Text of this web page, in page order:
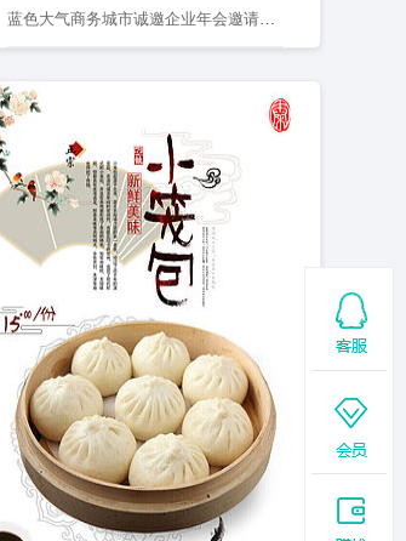
蓝色大气商务城市诚邀企业年会邀请函海报